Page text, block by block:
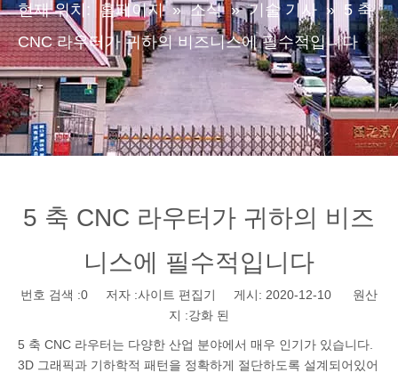
현재 위치: 홈페이지 » 소식 » 기술 기사 » 5 축
CNC 라우터가 귀하의 비즈니스에 필수적입니다
5 축 CNC 라우터가 귀하의 비즈
니스에 필수적입니다
번호 검색 :0 저자 :사이트 편집기 게시: 2020-12-10 원산
지 :강화 된
5 축 CNC 라우터는 다양한 산업 분야에서 매우 인기가 있습니다.
3D 그래픽과 기하학적 패턴을 정확하게 절단하도록 설계되어있어